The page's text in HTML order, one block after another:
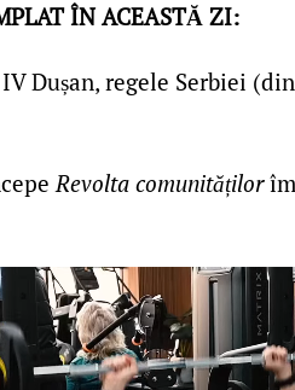
ÎN ACEASTĂ ZI:
Dușan, regele Serbiei
Revolta comunităților